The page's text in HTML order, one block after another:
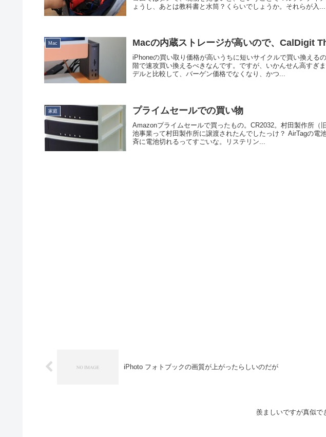
ょうし、あとは教科書と水筒？くらいでしょうか。それらが入...
Mac Macの内蔵ストレージが高いので、CalDigit
iPhoneの買い取り価格が高いうちに短いサイクルで買い換える
階で速攻買い換えるべきなんです。ですが、いかんせん高すぎ
デルと比較して、バーゲン価格でなくなり、かつ...
家庭 プライムセールでの買い物
Amazonプライムセールで買ったもの。CR2032。村田製作所（
池事業って村田製作所に譲渡されたんでしたっけ？ AirTagの電
斉に電池切れるってすごいな。リステリン...
iPhoto フォトブックの画質が上がったらしいのだが
羨ましいですが真似で